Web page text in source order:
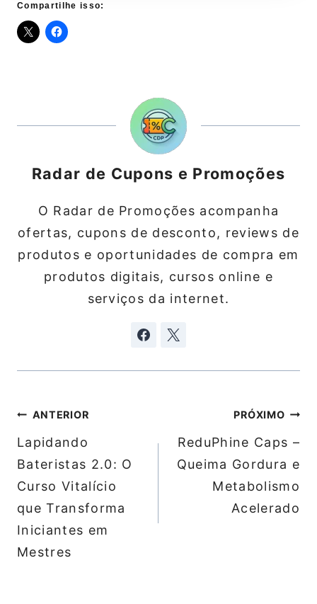
Compartilhe isso:
Radar de Cupons e Promoções
O Radar de Promoções acompanha
ofertas, cupons de desconto, reviews de
produtos e oportunidades de compra em
produtos digitais, cursos online e
serviços da internet.
Navegação
de
Post
ANTERIOR
Lapidando
Bateristas 2.0: O
Curso Vitalício
que Transforma
Iniciantes em
Mestres
PRÓXIMO
ReduPhine Caps –
Queima Gordura e
Metabolismo
Acelerado